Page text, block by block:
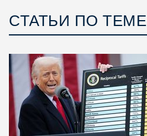
СТАТЬИ ПО ТЕМЕ